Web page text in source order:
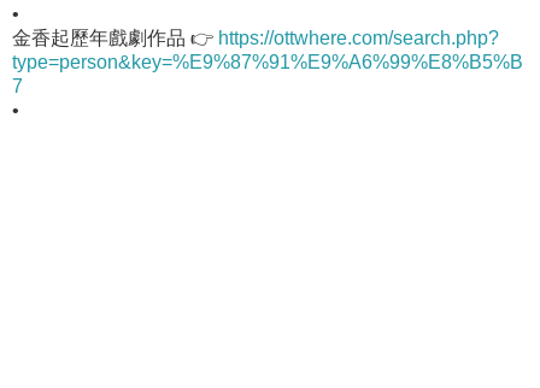
•
金香起歷年戲劇作品 👉 https://ottwhere.com/search.php?
type=person&key=%E9%87%91%E9%A6%99%E8%B5%B
7
•